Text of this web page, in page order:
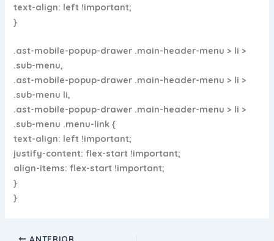
text-align: left !important;
}
.ast-mobile-popup-drawer .main-header-menu > li >
.sub-menu,
.ast-mobile-popup-drawer .main-header-menu > li >
.sub-menu li,
.ast-mobile-popup-drawer .main-header-menu > li >
.sub-menu .menu-link {
text-align: left !important;
justify-content: flex-start !important;
align-items: flex-start !important;
}
}
ANTERIOR